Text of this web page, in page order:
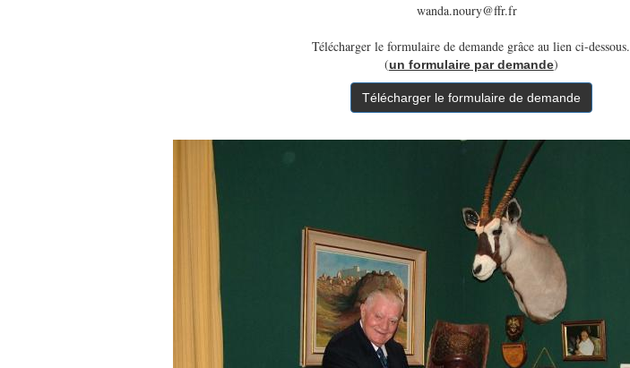
wanda.noury@ffr.fr
Télécharger le formulaire de demande grâce au lien ci-dessous.
(un formulaire par demande)
Télécharger le formulaire de demande